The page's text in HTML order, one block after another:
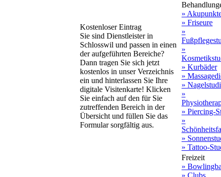
Kostenloser Eintrag
Sie sind Dienstleister in
Schlosswil und passen in einen
der aufgeführten Bereiche?
Dann tragen Sie sich jetzt
kostenlos in unser Verzeichnis
ein und hinterlassen Sie Ihre
digitale Visitenkarte! Klicken
Sie einfach auf den für Sie
zutreffenden Bereich in der
Übersicht und füllen Sie das
Formular sorgfältig aus.
»
» Friseure
»
»
» Kurbäder
»
»
»
» Piercing-
»
»
» Tattoo-
Freizeit
»